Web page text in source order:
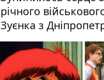
річного
Зуєнка з
області